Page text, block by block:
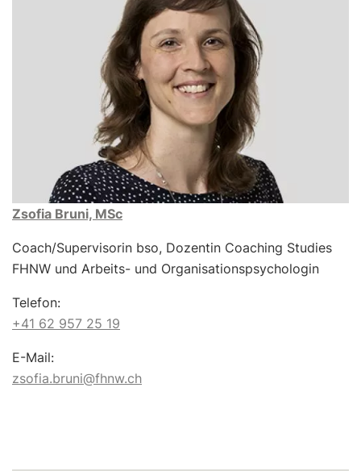
Zsofia Bruni, MSc
Coach/Supervisorin bso, Dozentin Coaching Studies
FHNW und Arbeits- und Organisationspsychologin
Telefon:
+41 62 957 25 19
E-Mail:
zsofia.bruni@fhnw.ch